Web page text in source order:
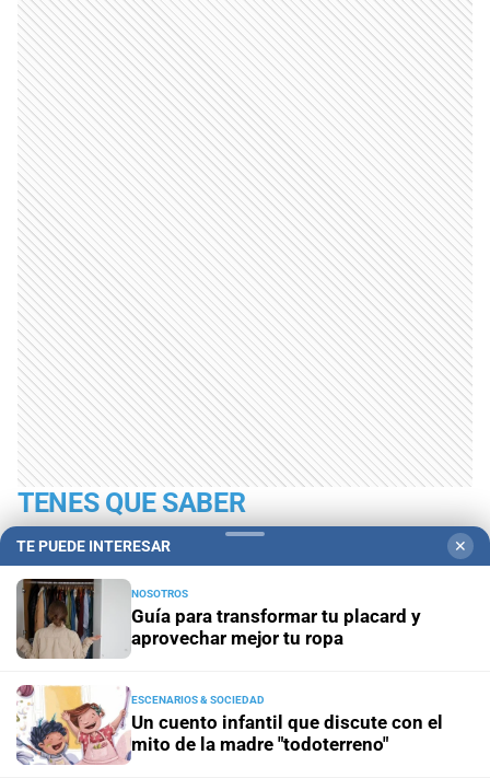
TENES QUE SABER
TE PUEDE INTERESAR ✕
NOSOTROS
Guía para transformar tu placard y
aprovechar mejor tu ropa
ESCENARIOS & SOCIEDAD
Un cuento infantil que discute con el
mito de la madre "todoterreno"